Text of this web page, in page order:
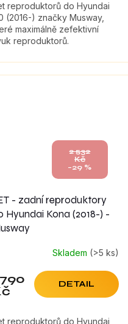
reproduktorů do Hyundai
(2016-) značky Musway,
maximálně zefektivní
reproduktorů.
2 532
Kč
–29 %
- zadní reproduktory
Hyundai Kona (2018-) -
Skladem (>5 ks)
790
DETAIL
reproduktorů do Hyundai